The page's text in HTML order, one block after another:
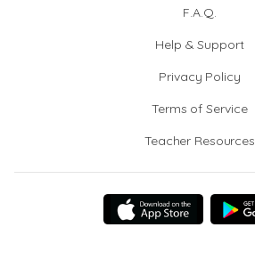
F.A.Q.
Help & Support
Privacy Policy
Terms of Service
Teacher Resources